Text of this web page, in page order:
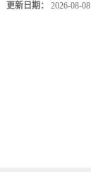
更新日期： 2026-08-08